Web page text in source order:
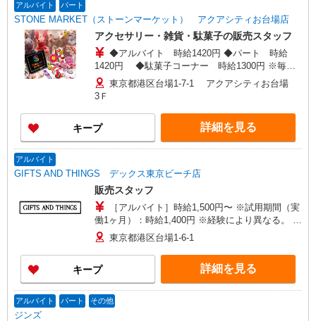
アルバイト パート
STONE MARKET（ストーンマーケット） アクアシティお台場店
アクセサリー・雑貨・駄菓子の販売スタッフ
◆アルバイト 時給1420円 ◆パート 時給
1420円 ◆駄菓子コーナー 時給1300円 ※毎月
15日締め、当月25日支払
東京都港区台場1-7-1 アクアシティお台場
3Ｆ
キープ 詳細を見る
アルバイト
GIFTS AND THINGS デックス東京ビーチ店
販売スタッフ
［アルバイト］時給1,500円〜 ※試用期間（実
働1ヶ月）：時給1,400円 ※経験により異なる。 ※
能力により優遇します。
東京都港区台場1-6-1
キープ 詳細を見る
アルバイト パート その他
ジンズ